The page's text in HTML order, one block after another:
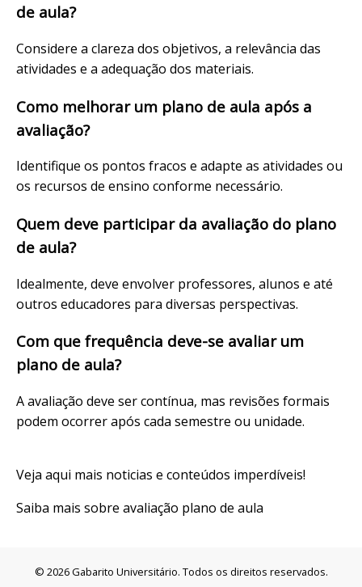
de aula?
Considere a clareza dos objetivos, a relevância das
atividades e a adequação dos materiais.
Como melhorar um plano de aula após a
avaliação?
Identifique os pontos fracos e adapte as atividades ou
os recursos de ensino conforme necessário.
Quem deve participar da avaliação do plano
de aula?
Idealmente, deve envolver professores, alunos e até
outros educadores para diversas perspectivas.
Com que frequência deve-se avaliar um
plano de aula?
A avaliação deve ser contínua, mas revisões formais
podem ocorrer após cada semestre ou unidade.
Veja aqui mais noticias e conteúdos imperdíveis!
Saiba mais sobre avaliação plano de aula
© 2026 Gabarito Universitário. Todos os direitos reservados.